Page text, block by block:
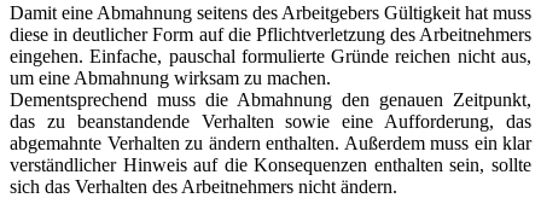
Damit eine Abmahnung seitens des Arbeitgebers Gültigkeit hat muss
diese in deutlicher Form auf die Pflichtverletzung des Arbeitnehmers
eingehen. Einfache, pauschal formulierte Gründe reichen nicht aus,
um eine Abmahnung wirksam zu machen.
Dementsprechend muss die Abmahnung den genauen Zeitpunkt,
das zu beanstandende Verhalten sowie eine Aufforderung, das
abgemahnte Verhalten zu ändern enthalten. Außerdem muss ein klar
verständlicher Hinweis auf die Konsequenzen enthalten sein, sollte
sich das Verhalten des Arbeitnehmers nicht ändern.